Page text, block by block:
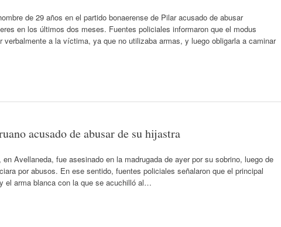
de 29 años en el partido bonaerense de Pilar acusado de abusar
en los últimos dos meses. Fuentes policiales informaron que el modus
verbalmente a la víctima, ya que no utilizaba armas, y luego obligarla a caminar
acusado de abusar de su hijastra
Avellaneda, fue asesinado en la madrugada de ayer por su sobrino, luego de
por abusos. En ese sentido, fuentes policiales señalaron que el principal
el arma blanca con la que se acuchilló al…